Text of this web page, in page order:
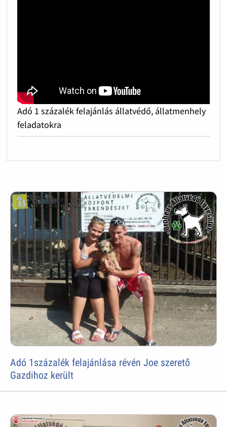
Adó 1 százalék felajánlás állatvédő, állatmenhely
feladatokra
Adó 1százalék felajánlása révén Joe szerető
Gazdihoz került